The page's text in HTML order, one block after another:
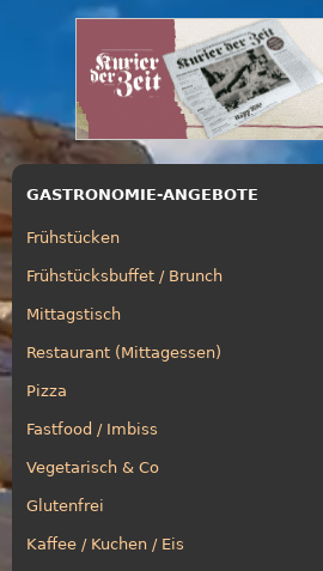
GASTRONOMIE-ANGEBOTE
Frühstücken
Frühstücksbuffet / Brunch
Mittagstisch
Restaurant (Mittagessen)
Pizza
Fastfood / Imbiss
Vegetarisch & Co
Glutenfrei
Kaffee / Kuchen / Eis